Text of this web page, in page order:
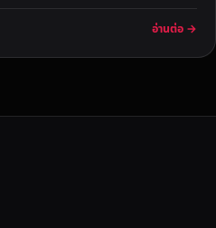
อ่านต่อ →